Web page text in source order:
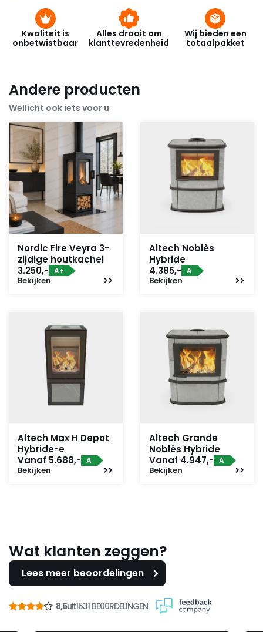
Kwaliteit is
onbetwistbaar
Alles draait om
klanttevredenheid
Wij bieden een
totaalpakket
Andere producten
Wellicht ook iets voor u
Nordic Fire Veyra 3-
zijdige houtkachel
3.250,- A+
Bekijken
Altech Noblès
Hybride
4.385,- A
Bekijken
Altech Max H Depot
Hybride-e
Vanaf 5.688,- A
Bekijken
Altech Grande
Noblès Hybride
Vanaf 4.947,- A
Bekijken
Wat klanten zeggen?
Lees meer beoordelingen
8,5uit1531 BE00RDELINGEN